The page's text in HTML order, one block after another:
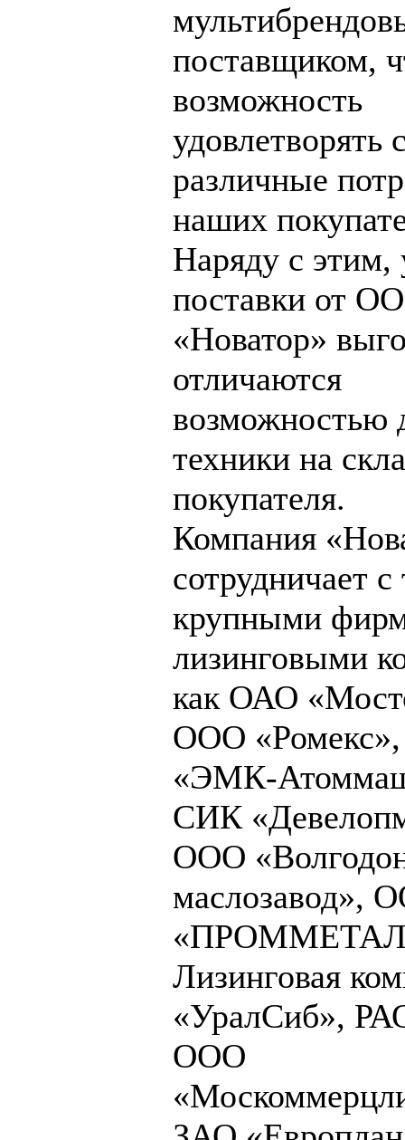
поставщиком,
возможность
удовлетворять
различные
наших
Наряду с этим,
поставки от
«Новатор»
отличаются
возможностью
техники на
покупателя.
Компания
сотрудничает
крупными
лизинговыми
как ОАО
ООО
«ЭМК-
СИК
ООО
маслозавод»,
Лизинговая
«УралСиб»,
ООО